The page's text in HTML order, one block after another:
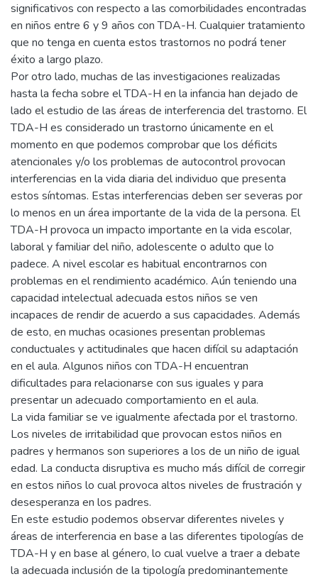
significativos con respecto a las comorbilidades encontradas
en niños entre 6 y 9 años con TDA-H. Cualquier tratamiento
que no tenga en cuenta estos trastornos no podrá tener
éxito a largo plazo.
Por otro lado, muchas de las investigaciones realizadas
hasta la fecha sobre el TDA-H en la infancia han dejado de
lado el estudio de las áreas de interferencia del trastorno. El
TDA-H es considerado un trastorno únicamente en el
momento en que podemos comprobar que los déficits
atencionales y/o los problemas de autocontrol provocan
interferencias en la vida diaria del individuo que presenta
estos síntomas. Estas interferencias deben ser severas por
lo menos en un área importante de la vida de la persona. El
TDA-H provoca un impacto importante en la vida escolar,
laboral y familiar del niño, adolescente o adulto que lo
padece. A nivel escolar es habitual encontrarnos con
problemas en el rendimiento académico. Aún teniendo una
capacidad intelectual adecuada estos niños se ven
incapaces de rendir de acuerdo a sus capacidades. Además
de esto, en muchas ocasiones presentan problemas
conductuales y actitudinales que hacen difícil su adaptación
en el aula. Algunos niños con TDA-H encuentran
dificultades para relacionarse con sus iguales y para
presentar un adecuado comportamiento en el aula.
La vida familiar se ve igualmente afectada por el trastorno.
Los niveles de irritabilidad que provocan estos niños en
padres y hermanos son superiores a los de un niño de igual
edad. La conducta disruptiva es mucho más difícil de corregir
en estos niños lo cual provoca altos niveles de frustración y
desesperanza en los padres.
En este estudio podemos observar diferentes niveles y
áreas de interferencia en base a las diferentes tipologías de
TDA-H y en base al género, lo cual vuelve a traer a debate
la adecuada inclusión de la tipología predominantemente